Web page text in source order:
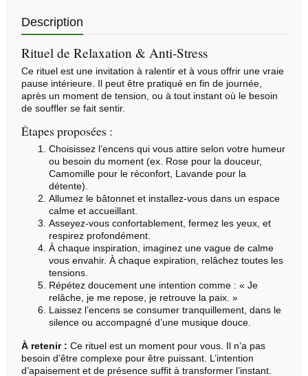
Description
Rituel de Relaxation & Anti-Stress
Ce rituel est une invitation à ralentir et à vous offrir une vraie
pause intérieure. Il peut être pratiqué en fin de journée,
après un moment de tension, ou à tout instant où le besoin
de souffler se fait sentir.
Étapes proposées :
Choisissez l’encens qui vous attire selon votre humeur
ou besoin du moment (ex. Rose pour la douceur,
Camomille pour le réconfort, Lavande pour la
détente).
Allumez le bâtonnet et installez-vous dans un espace
calme et accueillant.
Asseyez-vous confortablement, fermez les yeux, et
respirez profondément.
À chaque inspiration, imaginez une vague de calme
vous envahir. À chaque expiration, relâchez toutes les
tensions.
Répétez doucement une intention comme : « Je
relâche, je me repose, je retrouve la paix. »
Laissez l’encens se consumer tranquillement, dans le
silence ou accompagné d’une musique douce.
À retenir : Ce rituel est un moment pour vous. Il n’a pas
besoin d’être complexe pour être puissant. L’intention
d’apaisement et de présence suffit à transformer l’instant.